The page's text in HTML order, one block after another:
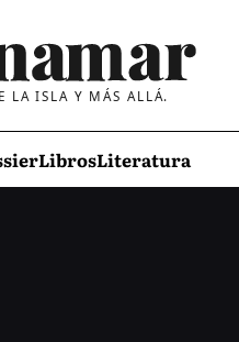
LA ISLA Y MÁS ALLÁ.
LibrosLiteratura